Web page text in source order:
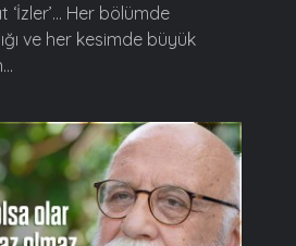
Her bölümde
ve her kesimde büyük